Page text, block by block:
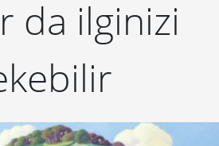
da ilginizi